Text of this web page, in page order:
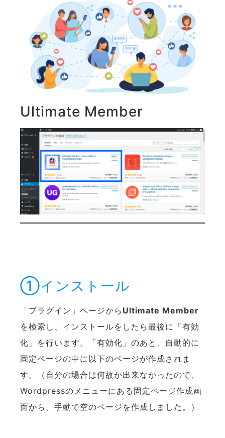
Ultimate Member
①インストール
「プラグイン」ページから Ultimate Member
を検索し、インストールをしたら最後に「有効
化」を行います。「有効化」のあと、自動的に
固定ページの中に以下のページが作成されま
す。（自分の場合は何故か出来なかったので、
Wordpressのメニューにある固定ページ作成画
面から、手動で空のページを作成しました。）